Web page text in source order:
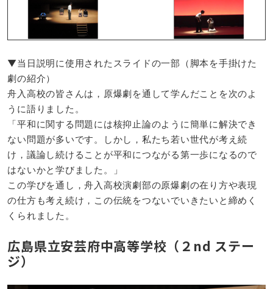
​▼当日説明に使用されたスライドの一部（脚本を手掛けた
劇の紹介）
舟入高校の皆さんは，原爆劇を通して学んだことを次のよ
うに語りました。
「平和に関する問題には核抑止論のように簡単に解決でき
ない問題が多いです。しかし，私たち若い世代が考え続
け，議論し続けることが平和につながる第一歩になるので
はないかと学びました。」
この学びを通し，舟入高校演劇部の原爆劇の在り方や表現
の仕方も考え続け，この伝統をつないでいきたいと締めく
くられました。
広島県立安芸府中高等学校（２nd ステー
ジ）